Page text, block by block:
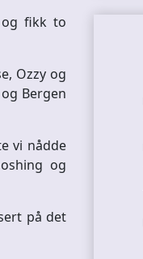
og fikk to
Ozzy og
Bergen
vi nådde
og
på det